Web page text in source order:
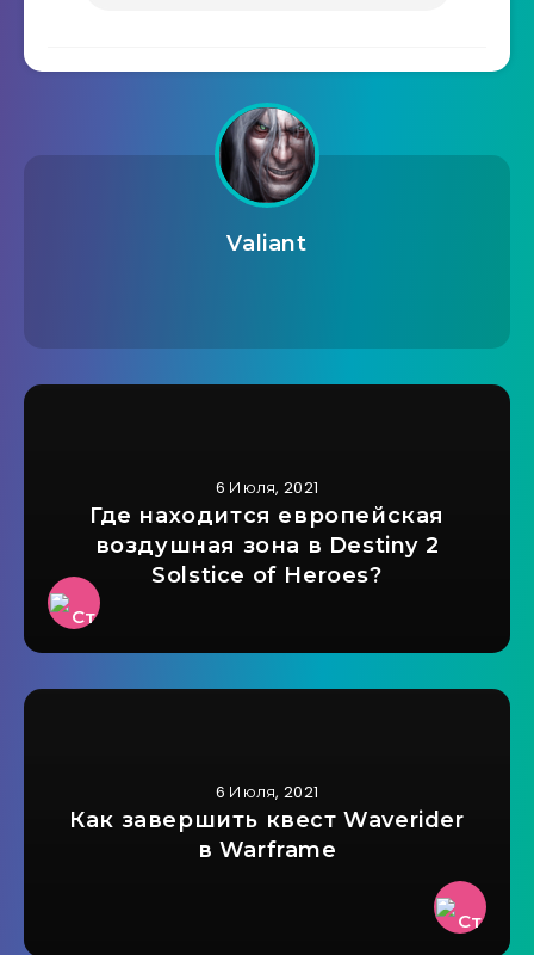
Valiant
6 Июля, 2021
Где находится европейская
воздушная зона в Destiny 2
Solstice of Heroes?
6 Июля, 2021
Как завершить квест Waverider
в Warframe